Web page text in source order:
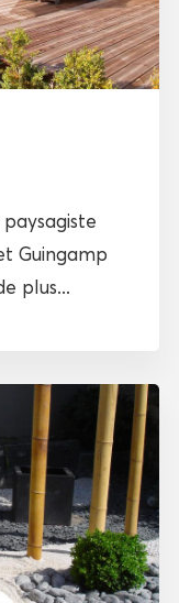
Guingamp
plus...